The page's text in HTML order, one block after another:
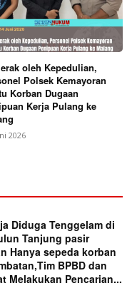
oleh Kepedulian,
Polsek Kemayoran
Korban Dugaan
Kerja Pulang ke
2026
Diduga Tenggelam di
Tanjung pasir
Hanya sepeda korban
BPBD dan
Melakukan Pencarian...